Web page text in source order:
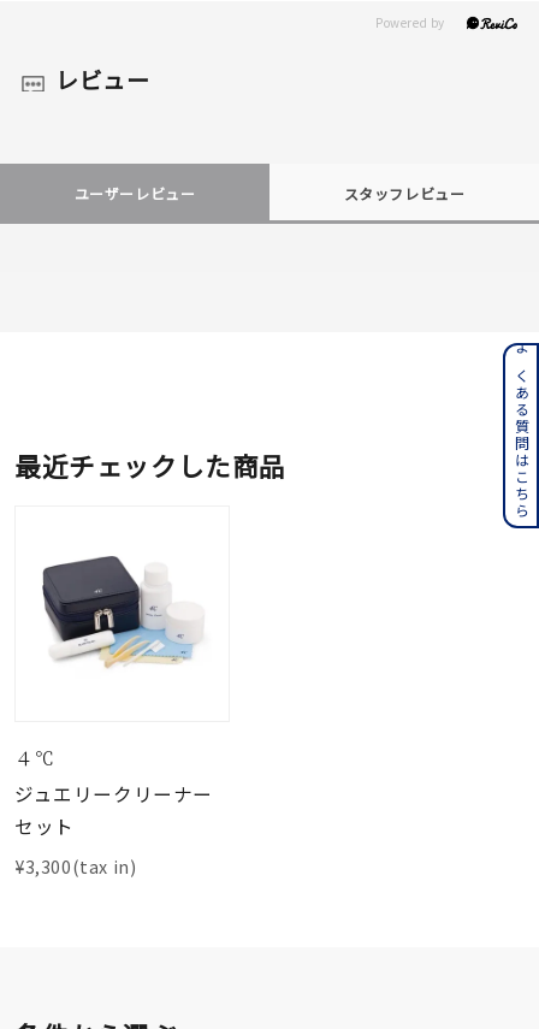
レビュー
ユーザーレビュー スタッフレビュー
最近チェックした商品
４℃
ジュエリークリーナー
セット
¥3,300(tax in)
よくある質問はこちら